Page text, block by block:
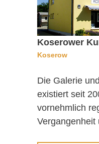
Koserower
Koserow
Die Galerie
existiert seit
vornehmlich
Vergangenheit